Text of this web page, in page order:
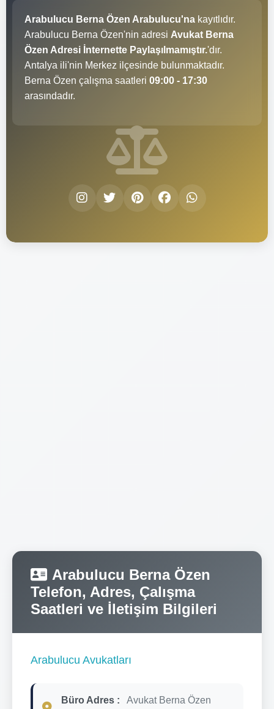
Arabulucu Berna Özen Arabulucu'na kayıtlıdır.
Arabulucu Berna Özen'nin adresi Avukat Berna
Özen Adresi İnternette Paylaşılmamıştır.'dır.
Antalya ili'nin Merkez ilçesinde bulunmaktadır.
Berna Özen çalışma saatleri 09:00 - 17:30
arasındadır.
Arabulucu Berna Özen
Telefon, Adres, Çalışma
Saatleri ve İletişim Bilgileri
Arabulucu Avukatları
Büro Adres :
Avukat Berna Özen